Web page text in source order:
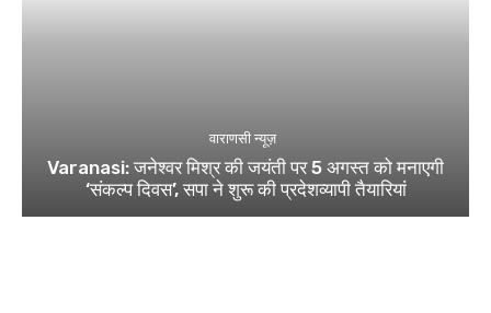
वाराणसी न्यूज़
Varanasi: जनेश्वर मिश्र की जयंती पर 5 अगस्त को मनाएगी
‘संकल्प दिवस’, सपा ने शुरू की प्रदेशव्यापी तैयारियां